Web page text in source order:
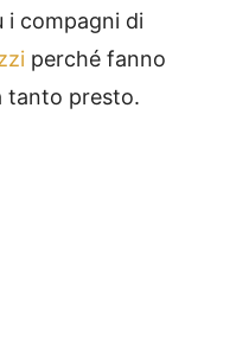
i compagni di
perché fanno
tanto presto.